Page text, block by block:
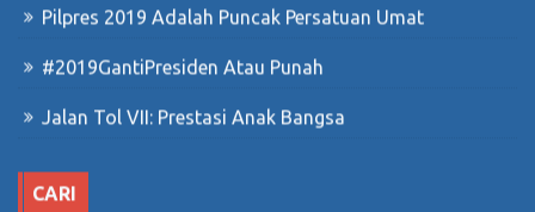
Pilpres 2019 Adalah Puncak Persatuan Umat
#2019GantiPresiden Atau Punah
Jalan Tol VII: Prestasi Anak Bangsa
CARI